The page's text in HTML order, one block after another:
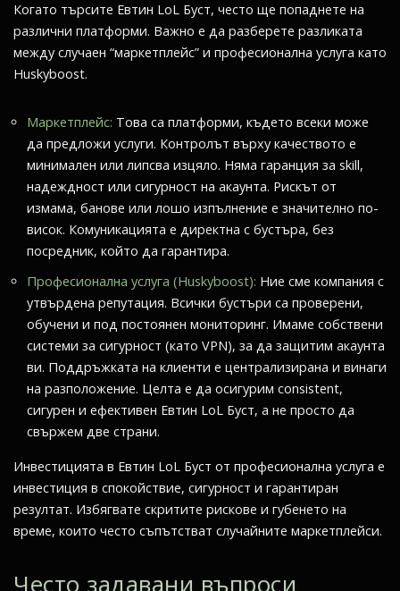
Когато търсите Евтин LoL Буст, често ще попаднете на
различни платформи. Важно е да разберете разликата
между случаен “маркетплейс” и професионална услуга като
Huskyboost.
Маркетплейс: Това са платформи, където всеки може
да предложи услуги. Контролът върху качеството е
минимален или липсва изцяло. Няма гаранция за skill,
надеждност или сигурност на акаунта. Рискът от
измама, банове или лошо изпълнение е значително по-
висок. Комуникацията е директна с бустъра, без
посредник, който да гарантира.
Професионална услуга (Huskyboost): Ние сме компания с
утвърдена репутация. Всички бустъри са проверени,
обучени и под постоянен мониторинг. Имаме собствени
системи за сигурност (като VPN), за да защитим акаунта
ви. Поддръжката на клиенти е централизирана и винаги
на разположение. Целта е да осигурим consistent,
сигурен и ефективен Евтин LoL Буст, а не просто да
свържем две страни.
Инвестицията в Евтин LoL Буст от професионална услуга е
инвестиция в спокойствие, сигурност и гарантиран
резултат. Избягвате скритите рискове и губенето на
време, които често съпътстват случайните маркетплейси.
Често задавани въпроси